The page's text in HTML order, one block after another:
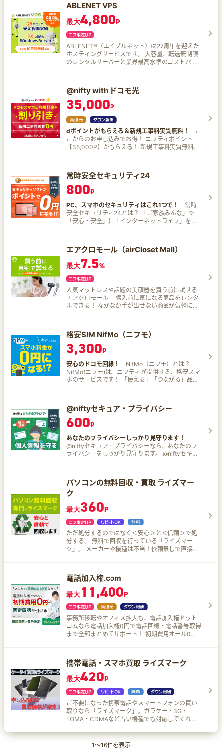
モ光とは？ 「ドコモ光10ギガ」は、上り/下り最
大通信速度10Gbps※の超高速な光回線です。 「ド
コモ光」はベストエフォート型サービスです。最
大通信速度は技術規格上の最大値となり、お客様
宅内での実使用速度はお客様のご利用環境・ご利
用機器、回線の混雑状況などによって低下しま
す。 ドコモの携帯番号を持っていない方もお申込
可能！ ​ 老舗プロバイダー「@nifty」ならではの豊
ビス（サイバー攻撃からパソコンやスマホを守る
常時安全セキュリティ24や、専用窓口でプロにイ
ンターネットのお悩みを相談できる@niftyまかせ
て365など）が充実しています。 @nifty with ドコ
モ光の月額料金はNTTドコモ（NTTファイナン
ス）から請求されます。そのため月額料金の
@nifty使用権での相殺はできません（✕）。
@niftyのオプションサービスは、ニフティからの
請求になりますので、@nifty使用権での相殺が可
ーネット接続サービス 「 ドコモ光史上最速」と
は、技術規格上の最大値での比較になります。 ア
ップロードもダウンロードも速い 同時多数接続に
議がスムーズ！ 【2】毎月ドコモのスマホ代が割
り引き！ ドコモ光セット割なら家族※全員のスマ
ホ月額料金が永年最大1,100円/月（税込）割り引
プ内の「ギガホ」「ギガライト(1GB超)」の契約者
が対象 【3】dポイントがどんどん貯まる
「@nifty with ドコモ光」お申し込みでdポイント
プレゼント！ ※特典は予告なく変更（進呈ポイン
ト数の増減含む）または終了となる場合がござい
ます。最新の情報は「ドコモのホームページ」で
ご確認ください。 【4】おトクで便利なオプショ
ンサービス！ 「@nifty with ドコモ光」にお申し
込みいただくと、ニフティが提供しているオトク
出し無料！ 工事完了までネットが使えない方でも
安心！ 【6】他社からのお乗り換え時に解約金の
うちdポイント最大25,000ptプレゼント 「ドコモ
光 10ギガ（2年定期契約）」を「新規」もしくは
「事業者変更」でお申し込みいただいた方に 「他
社光回線」または「他社ホームルーター回線」の
「解約金／撤去工事費／端末残債」のうち、 dポ
ページでご確認ください。 @nifty with ドコモ光
の料金 光回線＋プロバイダーの利用料金がセット
で 料金は東日本エリア/西日本エリア、戸建てタイ
プ/マンションタイプ、すべて一律です。 開通から
7カ月目以降の月額料金は6,380円（税込）となり
ます。 2年定期契約有の場合の月額料金です。（2
年定期契約なしの場合、月額料金は8,030円（税
手数料3,300円（税込）が発生します。 契約期間
満了月の当月・翌月・翌々月以外で解約をされた
場合、ドコモ光 10ギガの場合5,500円（税込）の
解約金がかかります。 「ドコモ光10ギガ基本料金
最大6か月ワンコインキャンペーン」の詳細はお申
し込みページでご確認ください。 ドコモのスマホ
料金が割り引きに！ ドコモ光セット割で家族全員
のスマホ料金が割り引き！ 1回線につき永年最大
1,100円/月（税込）割り引き！ 「ドコモ光」契約
者または同一「ファミリー割引」グループ内の
するクレジットカード「dカードGOLD」なら、
「@nifty with ドコモ光」ご利用料金が毎月10％ポ
イント還元されます！ご利用料金の1,000円（税
抜）ごとに、100ポイントのdポイントが貯まりま
すので、非常にお得です♪ ニフティポイントをd
ポイントに交換！ ニフティポイントは、dポイン
トに交換可能！ 交換したdポイントは、1ポイント
単位でドコモ光の支払いに充当できます♪ ポイン
ト交換は コチラ から。
ABLENET VPS
最大4,800P
ABLENET®（エイブルネット）は27周年を迎えた
ホスティングサービスです。 大容量、転送無制限
のレンタルサーバーと業界最高水準のコストパフ
@nifty with ドコモ光
35,000P
dポイントがもらえる＆新規工事料実質無料！
こ
こからのお申し込みでお得！ ニフティポイント
【35,000P】がもらえる！ 新規工事料実質無料で
コモ光」は、NTTドコモが提供するドコモ光回線
と@nifty（アット・ニフティ）のプロバイダー契
約がセットになった光ファイバー接続サービスで
す。 ※ドコモの携帯番号を持っていない方もお申
込可能！ ​ 老舗プロバイダー「@nifty」ならではの
豊富な経験とノウハウで、安心＆快適にご利用い
ただけます。 ​ また@niftyならではのオプションサ
ービス（サイバー攻撃からパソコンやスマホを守
せて365など）が充実しています。 @nifty with ド
コモ光の月額料金はNTTドコモ（NTTファイナン
ス）から請求されます。そのため月額料金の
@nifty使用権での相殺はできません（✕）。
@niftyのオプションサービスは、ニフティからの
請求になりますので、@nifty使用権での相殺が可
能（◯）です。 ​​ @nifty with ドコモ光の特徴
【1】インターネットが高品質＆高速！ 高速通信
【2】毎月ドコモのスマホ代が割り引き！ ドコモ
光セット割なら家族※全員のスマホ月額料金が永年
最大1,100円/月（税込）割り引き！ 離れた家族も
全員割り引き適用！ 「ドコモ光」契約者または同
一「ファミリー割引」グループ内の「ギガホ」
「ギガライト(1GB超)」の契約者が対象 【3】Wi-
Fiルーターレンタル無料！ V6プラス対応のWi-Fi
ルーターレンタル料金がご契約中ず～っと無料！
特典は予告なく変更（進呈ポイント数の増減含
む）または終了となる場合がございます。最新の
情報は「ドコモのホームページ」でご確認くださ
「@nifty with ドコモ光」にお申し込みいただく
と、ニフティが提供しているオトクで便利なオプ
ションサービスをご利用いただけます。 【6】開
with ドコモ光の料金 光回線＋プロバイダーの利用
料金がセットで 「@nifty with ドコモ光」は、ド
コモ光 タイプＡでご提供となります。 2年定期契
約ありの場合の月額料金です。（2年定期契約なし
の場合、月額料金はドコモ光戸建タイプＡ：7,370
円/月（税込）、ドコモ光マンションタイプＡ：
5,500円/月（税込）となります） ドコモのスマホ
料金が割り引きに！ ドコモ光セット割で家族全員
のスマホ料金が割り引き！ 1回線につき永年最大
1,100円/月（税込）割り引き！ 「ドコモ光」契約
対象 dカード GOLDなら10%還元！ ドコモが発行
するクレジットカード「dカードGOLD」なら、
「@nifty with ドコモ光」ご利用料金が毎月10％ポ
イント還元されます！ご利用料金の1,000円（税
抜）ごとに、100ポイントのdポイントが貯まりま
すので、非常にお得です♪ ニフティポイントをd
ポイントに交換！ ニフティポイントは、dポイン
トに交換可能！ 交換したdポイントは、1ポイント
単位でドコモ光の支払いに充当できます♪ ポイン
常時安全セキュリティ24
800P
PC、スマホのセキュリティはこれ1つで！
常時
安全セキュリティ24とは？ 「ご家族みんな」で
「安心・安全」に「インターネットライフ」を楽
Mac OS、Android、iOSに対応 お子さまのネット
の使いすぎ防止 最新のウイルスにもリアルタイム
で対応 ネット銀行のリスク軽減 本物そっくりの偽
サイトをブロック 「@nifty使用権」に交換すれ
ば、800P×1.5倍で1,200円（税込）相当になり、2
カ月分（税込1,100円）相当以上のポイントが獲得
できます。 初月無料なので、実質3カ月のご利用
料金が0円になります。
エアクロモール（airCloset Mall）
最大7.5%
人気マットレスや話題の美顔器を買う前に試せる
エアクロモール！ 購入前に気になる商品をレンタ
ルできる！ なかなか手が出せない商品が気軽に試
するまで商品を試すことができます。 ブランド・
メーカー公認のサービス！ 徹底したメンテナンス
で安心の品質で試せます。 レンタル保証と購入保
証が無料！ 万一のことがあっても、安心して利用
できます。 レンタル時の往復送料無料
格安SIM NifMo（ニフモ）
3,300P
安心のドコモ回線！
NifMo（ニフモ）とは？
NifMo(ニフモ)は、ニフティが提供する、格安スマ
ホのサービスです！ 「使える」「つながる」品質
NTTドコモのエリア、LTEで使えるから、安心！
@niftyセキュア・プライバシー
600P
あなたのプライバシーしっかり見守ります！
@niftyセキュア・プライバシーなら、あなたのプ
ライバシーをしっかり見守ります。 @niftyセキュ
常に監視！ 情報漏洩の警告 情報漏洩を感知した場
合には、お客様に素早く通知！ 強力なパスワード
管理 パスワード管理、パスワードの入力を自動
権」に交換すれば、600P×1.5倍で900円（税込）
相当になり、2カ月分（880円（税込））相当のポ
イントが獲得できます。 初月無料なので、実質3
カ月のご利用料金が0円になります。
パソコンの無料回収・買取 ライズマー
ク
最大360P
ただ処分するのではなく＜安心＞と＜信頼＞で処
分する。 無料で回収を行っている「ライズマー
ク」。 メーカーや機種は不当！依頼無しで直接送
クチン！ ご自宅への訪問回収も行っています♪
電話加入権.com
最大11,400P
事務所移転やオフィス拡大も、電話加入権ドット
コムなら電話加入権0円で電話回線・電話番号取得
まで全部まとめてサポート！ 初期費用オール0円
携帯電話・スマホ買取 ライズマーク
最大420P
ご不要になった携帯電話やスマートフォンの買い
取りなら「ライズマーク」。ガラケー・3G・
FOMA・CDMAなど古い機種でも対応してくれ
タイム査定採用！
1～16件を表示